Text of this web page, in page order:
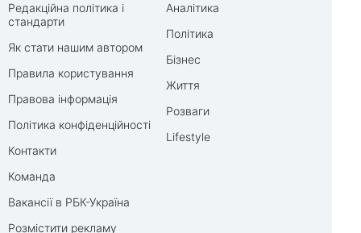
Редакційна політика і
стандарти
Як стати нашим автором
Правила користування
Правова інформація
Політика конфіденційності
Контакти
Команда
Вакансії в РБК-Україна
Розмістити рекламу
Аналітика
Політика
Бізнес
Життя
Розваги
Lifestyle